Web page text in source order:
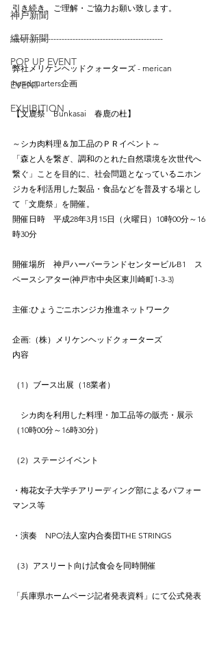
神戸新聞
繊研新聞
POP UP EVENT
EVENT
EXHIBITION
引き続き、ご理解・ご協力お願い致します。
-------------------------------------------------------
弊社メリケンヘッドクォーターズ - merican
headquarters企画
【文鹿祭　Bunkasai　春鹿の杜】
～シカ肉料理＆加工品のＰＲイベント～
「森と人を繋ぎ、調和のとれた自然環境を次世代へ
繋ぐ」ことを目的に、社会問題となっているニホン
ジカを利活用した製品・食品などを普及する場とし
て「文鹿祭」を開催。
開催日時　平成28年3月15日（火曜日）10時00分～16
時30分
開催場所　神戸ハーバーランドセンタービルB1　ス
ペースシアター(神戸市中央区東川崎町1-3-3)
主催:ひょうごニホンジカ推進ネットワーク
企画:（株）メリケンヘッドクォーターズ
内容
（1）ブース出展（18業者）
シカ肉を利用した料理・加工品等の販売・展示
（10時00分～16時30分）
（2）ステージイベント
・梅花女子大学チアリーディング部によるパフォー
マンス等
・演奏　NPO法人室内合奏団THE STRINGS
（3）アスリート向け試食会を同時開催
「兵庫県ホームページ記者発表資料」にて公式発表